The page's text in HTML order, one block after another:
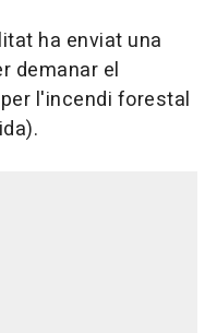
ha enviat una
demanar el
l'incendi forestal